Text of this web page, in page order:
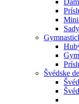
Sady
Švédske